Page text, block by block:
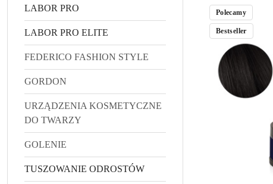
LABOR PRO
LABOR PRO ELITE
FEDERICO FASHION STYLE
GORDON
URZĄDZENIA KOSMETYCZNE
DO TWARZY
GOLENIE
TUSZOWANIE ODROSTÓW
Producent
Polecamy
Bestseller